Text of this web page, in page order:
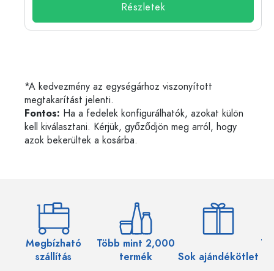
Részletek
*A kedvezmény az egységárhoz viszonyított
megtakarítást jelenti.
Fontos: Ha a fedelek konfigurálhatók, azokat külön
kell kiválasztani. Kérjük, győződjön meg arról, hogy
azok bekerültek a kosárba.
Megbízható
szállítás
Több mint 2,000
termék
Sok ajándékötlet